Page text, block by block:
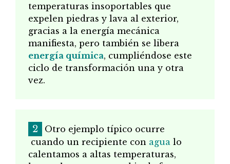
temperaturas insoportables que
expelen piedras y lava al exterior,
gracias a la energía mecánica
manifiesta, pero también se libera
energía química, cumpliéndose este
ciclo de transformación una y otra
vez.
Otro ejemplo típico ocurre
cuando un recipiente con agua lo
calentamos a altas temperaturas,